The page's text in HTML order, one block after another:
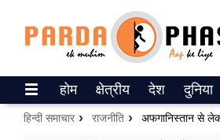
ePaper
होम क्षेत्रीय देश दुनिया
हिन्दी समाचार राजनीति अफगानिस्तान से